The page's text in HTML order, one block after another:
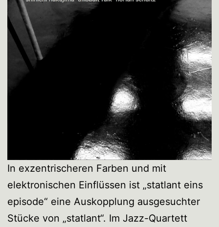
In exzentrischeren Farben und mit
elektronischen Einflüssen ist „statlant eins
episode“ eine Auskopplung ausgesuchter
Stücke von „statlant“. Im Jazz-Quartett